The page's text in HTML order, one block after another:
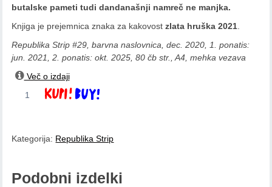
butalske pameti tudi dandanašnji namreč ne manjka.
Knjiga je prejemnica znaka za kakovostzlata hruška 2021
Republika Strip #29, barvna naslovnica, dec. 2020, 1. ponatis:
jun. 2021, 2. ponatis: okt. 2025, 80 čb str., A4, mehka vezava
Več o izdaji
Milčinski:
stripu
Dodaj v košarico
Kategorija: Republika Strip
Podobni izdelki